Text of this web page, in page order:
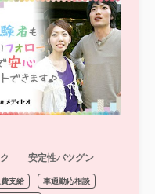
ク 安定性バツグン
支給 車通勤応相談